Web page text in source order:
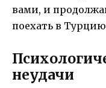
вами, и
поехать в
неудачи